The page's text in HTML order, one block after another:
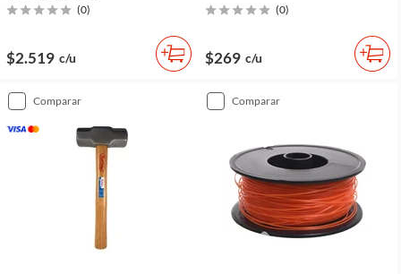
(0)
$2.519 c/u
(0)
$269 c/u
comparar comparar